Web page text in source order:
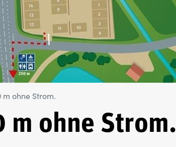
m ohne Strom.
m ohne Strom.